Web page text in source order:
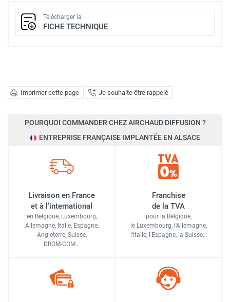
Imprimer cette page Je souhaite être rappelé
Télécharger la
FICHE TECHNIQUE
POURQUOI COMMANDER CHEZ AIRCHAUD DIFFUSION ?
ENTREPRISE FRANÇAISE IMPLANTÉE EN ALSACE
Livraison en France
et à l'international
en Belgique, Luxembourg,
Allemagne, Italie, Espagne,
Angleterre, Suisse,
DROM-COM…
Franchise
de la TVA
pour la Belgique,
le Luxembourg, l'Allemagne,
l'Italie, l'Espagne, la Suisse…